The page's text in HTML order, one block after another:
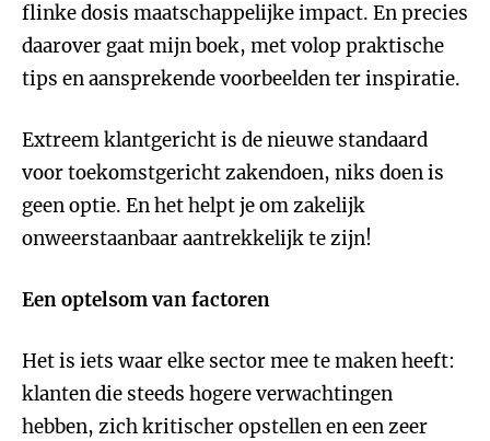
flinke dosis maatschappelijke impact. En precies
daarover gaat mijn boek, met volop praktische
tips en aansprekende voorbeelden ter inspiratie.
Extreem klantgericht is de nieuwe standaard
voor toekomstgericht zakendoen, niks doen is
geen optie. En het helpt je om zakelijk
onweerstaanbaar aantrekkelijk te zijn!
Een optelsom van factoren
Het is iets waar elke sector mee te maken heeft:
klanten die steeds hogere verwachtingen
hebben, zich kritischer opstellen en een zeer